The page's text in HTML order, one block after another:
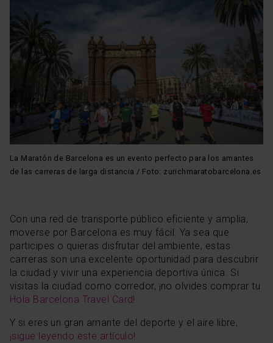
La Maratón de Barcelona es un evento perfecto para los amantes
de las carreras de larga distancia / Foto: zurichmaratobarcelona.es
Con una red de transporte público eficiente y amplia,
moverse por Barcelona es muy fácil. Ya sea que
participes o quieras disfrutar del ambiente, estas
carreras son una excelente oportunidad para descubrir
la ciudad y vivir una experiencia deportiva única. Si
visitas la ciudad como corredor, ¡no olvides comprar tu
Hola Barcelona Travel Card!
Y si eres un gran amante del deporte y el aire libre,
¡sigue leyendo este artículo!